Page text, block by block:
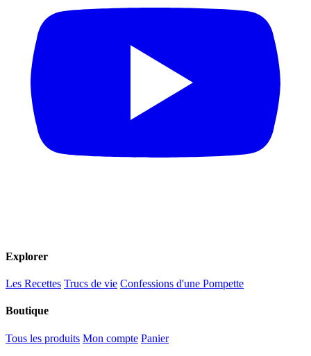
Explorer
Les Recettes Trucs de vie Confessions d'une Pompette
Boutique
Tous les produits Mon compte Panier